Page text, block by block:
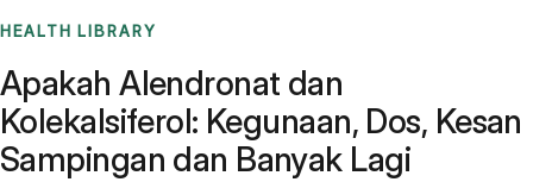
HEALTH LIBRARY
Apakah Alendronat dan
Kolekalsiferol: Kegunaan, Dos, Kesan
Sampingan dan Banyak Lagi